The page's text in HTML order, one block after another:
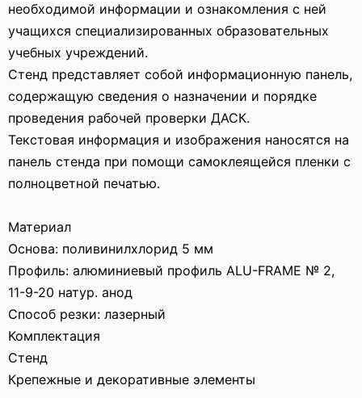
необходимой информации и ознакомления с ней
учащихся специализированных образовательных
учебных учреждений.
Стенд представляет собой информационную панель,
содержащую сведения о назначении и порядке
проведения рабочей проверки ДАСК.
Текстовая информация и изображения наносятся на
панель стенда при помощи самоклеящейся пленки с
полноцветной печатью.
Материал
Основа: поливинилхлорид 5 мм
Профиль: алюминиевый профиль ALU-FRAME № 2,
11-9-20 натур. анод
Способ резки: лазерный
Комплектация
Стенд
Крепежные и декоративные элементы